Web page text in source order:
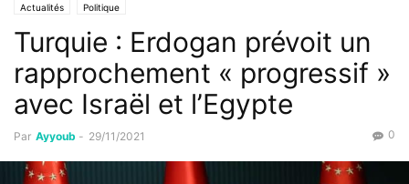
Actualités Politique
Turquie : Erdogan prévoit un
rapprochement « progressif »
avec Israël et l’Egypte
Par Ayyoub - 29/11/2021 0